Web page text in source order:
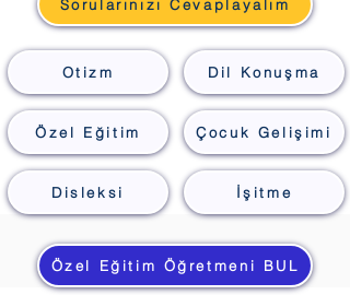
Özel Eğitim Öğretmeni BUL
Sorularınızı Cevaplayalım
Dil Konuşma
Özel Eğitim
Disleksi İşitme
Çocuk Gelişimi
Otizm